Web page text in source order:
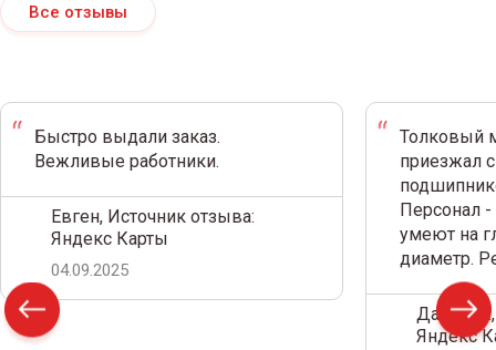
Все отзывы
Быстро выдали заказ.
Вежливые работники.
Евген, Источник отзыва:
Яндекс Карты
04.09.2025
Толковый
приезжал
Персонал
умеют на
диаметр.
Дамир
Яндекс